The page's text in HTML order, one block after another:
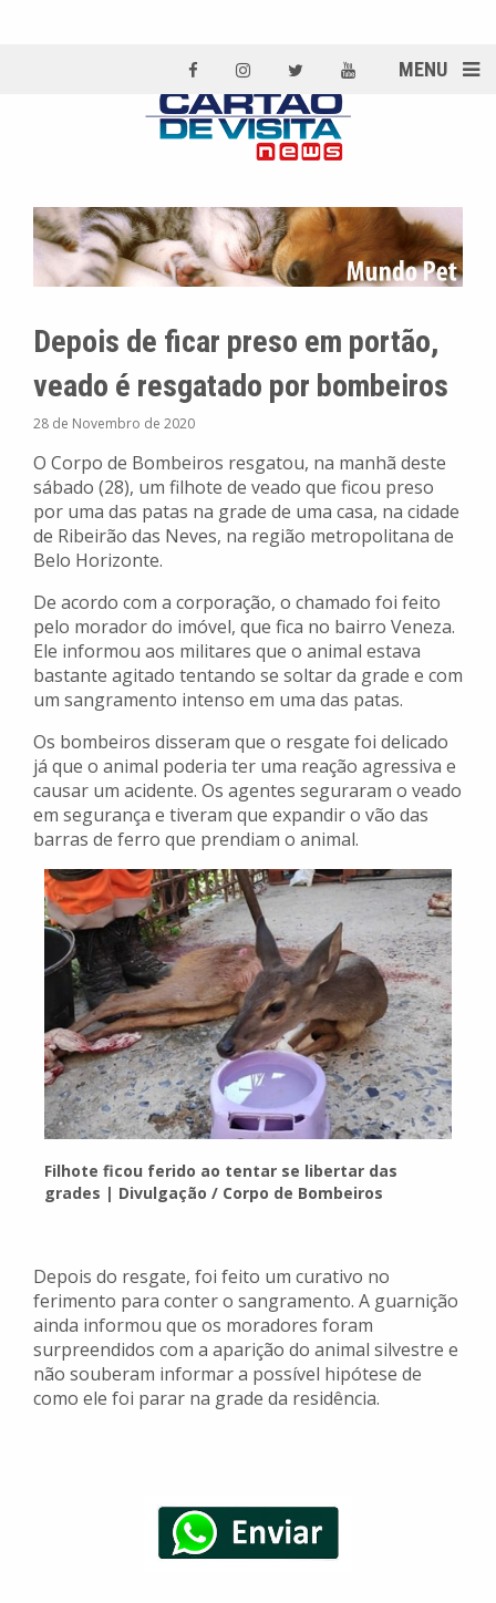
MENU
Depois de ficar preso em portão,
veado é resgatado por bombeiros
28 de Novembro de 2020
O Corpo de Bombeiros resgatou, na manhã deste
sábado (28), um filhote de veado que ficou preso
por uma das patas na grade de uma casa, na cidade
de Ribeirão das Neves, na região metropolitana de
Belo Horizonte.
De acordo com a corporação, o chamado foi feito
pelo morador do imóvel, que fica no bairro Veneza.
Ele informou aos militares que o animal estava
bastante agitado tentando se soltar da grade e com
um sangramento intenso em uma das patas.
Os bombeiros disseram que o resgate foi delicado
já que o animal poderia ter uma reação agressiva e
causar um acidente. Os agentes seguraram o veado
em segurança e tiveram que expandir o vão das
barras de ferro que prendiam o animal.
Filhote ficou ferido ao tentar se libertar das
grades | Divulgação / Corpo de Bombeiros
Depois do resgate, foi feito um curativo no
ferimento para conter o sangramento. A guarnição
ainda informou que os moradores foram
surpreendidos com a aparição do animal silvestre e
não souberam informar a possível hipótese de
como ele foi parar na grade da residência.